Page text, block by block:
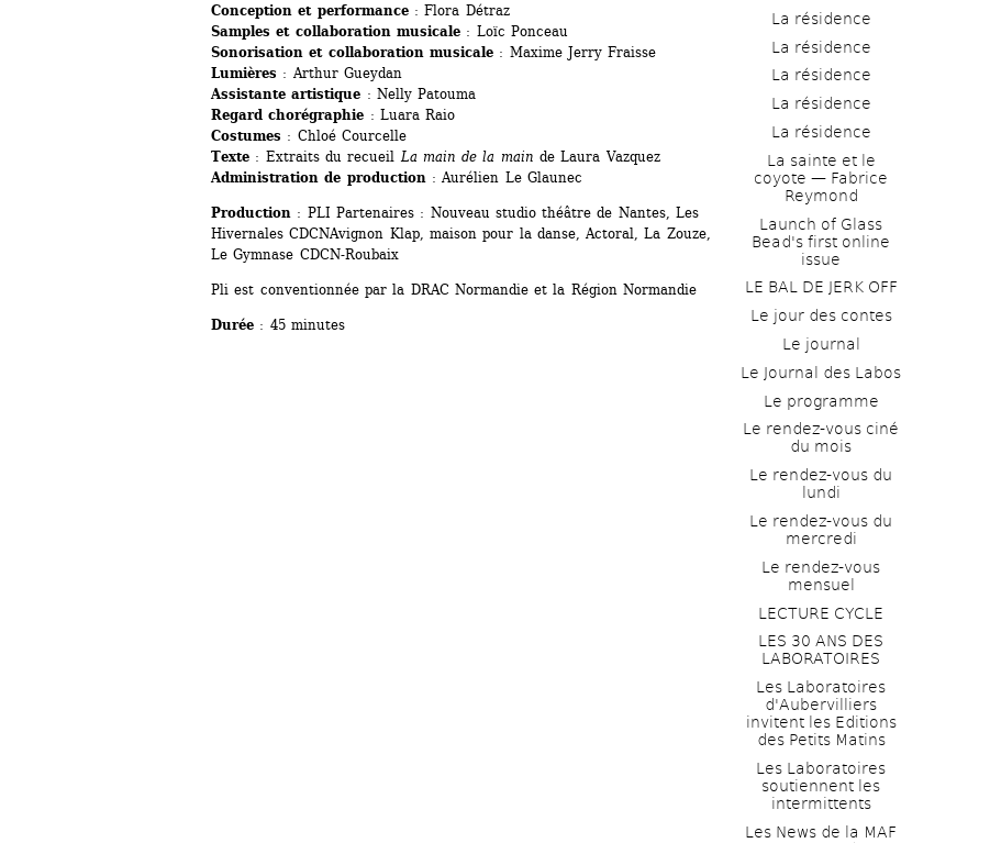
Conception et performance: Flora Détraz
Samples et collaboration musicale: Loïc Ponceau
Sonorisation et collaboration musicale: Maxime Jerry Fraisse
Lumières : Arthur Gueydan
Assistante artistique : Nelly Patouma
Regard chorégraphie : Luara Raio
Costumes : Chloé Courcelle
Texte : Extraits du recueil La main de la main de Laura Vazquez
Administration de production : Aurélien Le Glaunec
Production : PLI Partenaires : Nouveau studio théâtre de Nantes, Les
Hivernales CDCNAvignon Klap, maison pour la danse, Actoral, La Zouze,
Le Gymnase CDCN-Roubaix
Pli est conventionnée par la DRAC Normandie et la Région Normandie
Durée : 45 minutes
La résidence
La résidence
La résidence
La résidence
La résidence
La sainte et le
coyote — Fabrice
Reymond
Launch of Glass
Bead's first online
issue
LE BAL DE JERK OFF
Le jour des contes
Le journal
Le Journal des Labos
Le programme
Le rendez-vous ciné
du mois
Le rendez-vous du
lundi
Le rendez-vous du
mercredi
Le rendez-vous
mensuel
LECTURE CYCLE
LES 30 ANS DES
LABORATOIRES
Les Laboratoires
d'Aubervilliers
invitent les Editions
des Petits Matins
Les Laboratoires
soutiennent les
intermittents
Les News de la MAF